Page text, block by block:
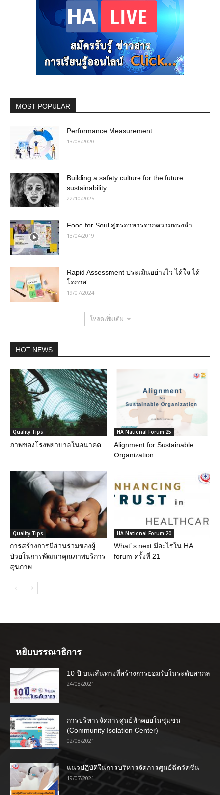
MOST POPULAR
Performance Measurement
13/08/2020
Building a safety culture for the future
sustainability
22/10/2025
Food for Soul สูตรอาหารจากความทรงจำ
13/04/2019
Rapid Assessment ประเมินอย่างไว ได้ใจ ได้
โอกาส
19/07/2024
โหลดเพิ่มเติม
HOT NEWS
Quality Tips
ภาพของโรงพยาบาลในอนาคต
HA National Forum 25
Alignment for Sustainable
Organization
Quality Tips
การสร้างการมีส่วนร่วมของผู้
ป่วยในการพัฒนาคุณภาพบริการ
สุขภาพ
HA National Forum 20
What’ s next มีอะไรใน HA
forum ครั้งที่ 21
หยิบบรรณาธิการ
10 ปี บนเส้นทางที่สร้างการยอมรับในระดับสากล
24/08/2021
การบริหารจัดการศูนย์พักคอยในชุมชน
(Community Isolation Center)
02/08/2021
แนวปฏิบัติในการบริหารจัดการศูนย์ฉีดวัคซีน
19/07/2021